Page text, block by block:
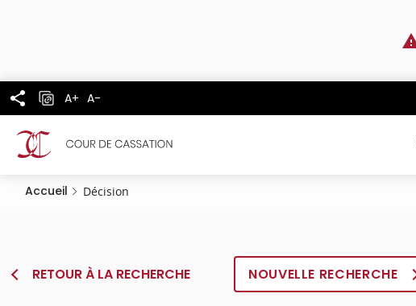
A+ A-
Accueil Décision
RETOUR À LA RECHERCHE NOUVELLE RECHERCHE